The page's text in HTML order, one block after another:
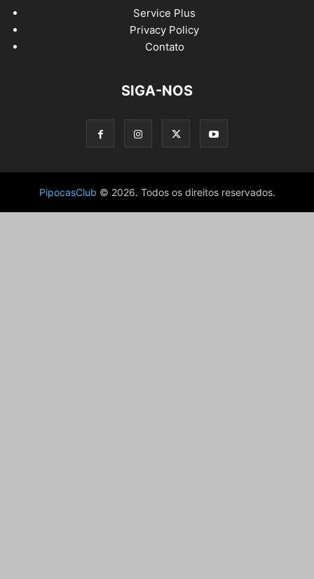
Service Plus
Privacy Policy
Contato
SIGA-NOS
PipocasClub © 2026. Todos os direitos reservados.